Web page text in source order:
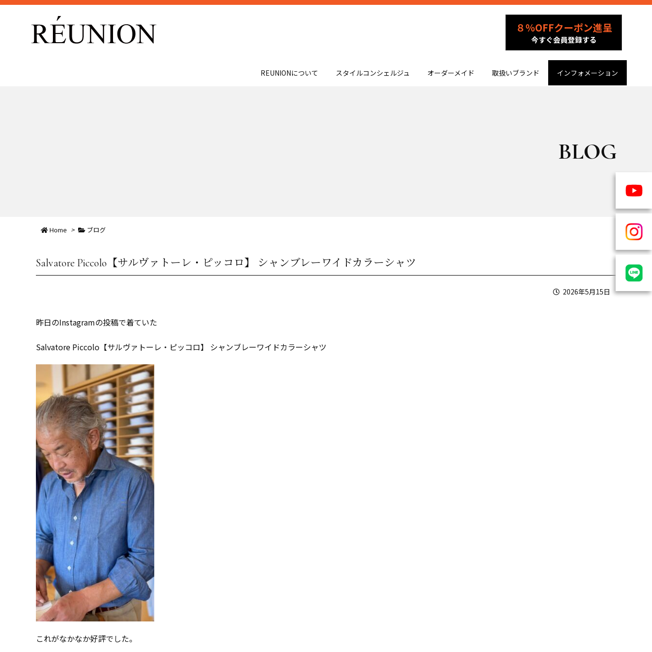
８％OFFクーポン進呈
今すぐ会員登録する
REUNIONについて スタイルコンシェルジュ オーダーメイド 取扱いブランド インフォメーション
BLOG
Home > ブログ
Salvatore Piccolo【サルヴァトーレ・ピッコロ】 シャンブレーワイドカラーシャツ
2026年5月15日
昨日のInstagramの投稿で着ていた
Salvatore Piccolo【サルヴァトーレ・ピッコロ】 シャンブレーワイドカラーシャツ
これがなかなか好評でした。